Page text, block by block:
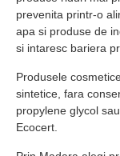
prevenita printr-o
apa si produse de
si intaresc bariera
Produsele
sintetice, fara
propylene glycol
Ecocert.